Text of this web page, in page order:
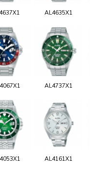
AL4635X1
AL4737X1
AL4161X1